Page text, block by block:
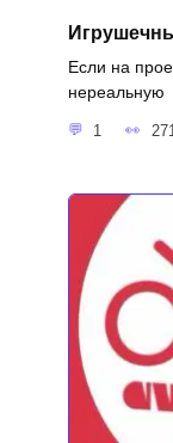
Если на
нереальную
1 271